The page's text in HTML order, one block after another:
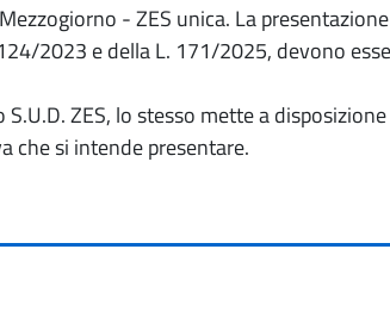
- ZES unica. La
2023 e della L. 171/2025, devono
ZES, lo stesso mette a
che si intende presentare.